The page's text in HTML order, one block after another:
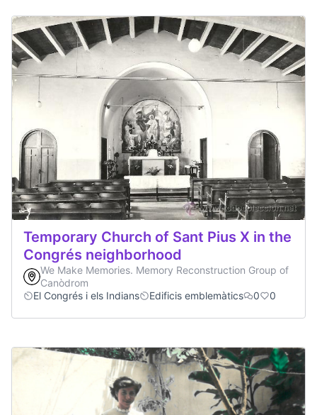
Temporary Church of Sant Pius X in the
Congrés neighborhood
We Make Memories. Memory Reconstruction Group of
Canòdrom
El Congrés i els Indians
Edificis emblemàtics 0 0